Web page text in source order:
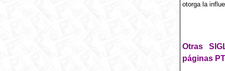
otorga la
Otras
páginas